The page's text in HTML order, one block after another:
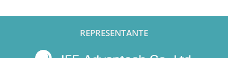
REPRESENTANTE